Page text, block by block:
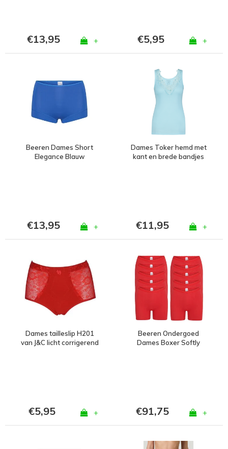
€13,95 + €5,95 +
Beeren Dames Short
Elegance Blauw
€13,95 +
Dames Toker hemd met
kant en brede bandjes
€11,95 +
Dames tailleslip H201
van J&C licht corrigerend
€5,95 +
Beeren Ondergoed
Dames Boxer Softly
€91,75 +